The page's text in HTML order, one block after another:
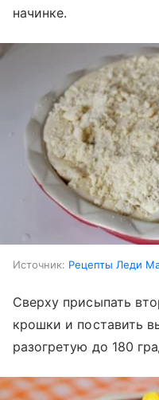
начинке.
Источник: Рецепты Леди
Сверху присыпать
крошки и поставить
разогретую до 180